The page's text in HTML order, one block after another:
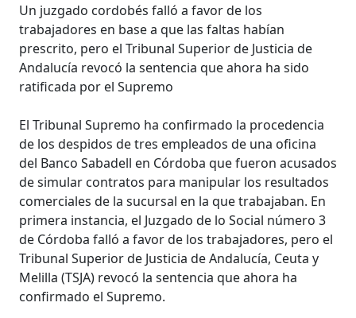
Un juzgado cordobés falló a favor de los
trabajadores en base a que las faltas habían
prescrito, pero el Tribunal Superior de Justicia de
Andalucía revocó la sentencia que ahora ha sido
ratificada por el Supremo
El Tribunal Supremo ha confirmado la procedencia
de los despidos de tres empleados de una oficina
del Banco Sabadell en Córdoba que fueron acusados
de simular contratos para manipular los resultados
comerciales de la sucursal en la que trabajaban. En
primera instancia, el Juzgado de lo Social número 3
de Córdoba falló a favor de los trabajadores, pero el
Tribunal Superior de Justicia de Andalucía, Ceuta y
Melilla (TSJA) revocó la sentencia que ahora ha
confirmado el Supremo.